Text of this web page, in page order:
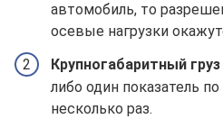
автомобиль, то
осевые нагрузки
Крупногабаритный груз
либо один показатель
несколько раз.